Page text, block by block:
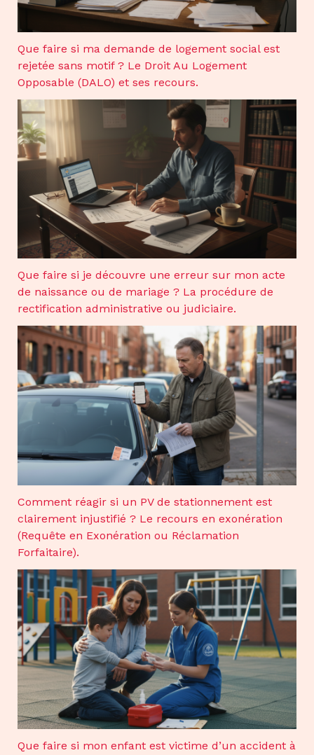
Que faire si ma demande de logement social est
rejetée sans motif ? Le Droit Au Logement
Opposable (DALO) et ses recours.
Que faire si je découvre une erreur sur mon acte
de naissance ou de mariage ? La procédure de
rectification administrative ou judiciaire.
Comment réagir si un PV de stationnement est
clairement injustifié ? Le recours en exonération
(Requête en Exonération ou Réclamation
Forfaitaire).
Que faire si mon enfant est victime d’un accident à